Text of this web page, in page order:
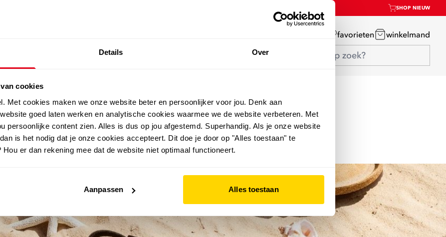
Details Over
cookies
Met cookies maken we onze website beter en persoonlijker voor jou. Denk aan
goed laten werken en analytische cookies waarmee we de website verbeteren. Met
persoonlijke content zien. Alles is dus op jou afgestemd. Superhandig. Als je onze website
is het nodig dat je onze cookies accepteert. Dit doe je door op "Alles toestaan" te
er dan rekening mee dat de website niet optimaal functioneert.
Aanpassen Alles toestaan
SHOP NIEUW
favorieten winkelmand
merken